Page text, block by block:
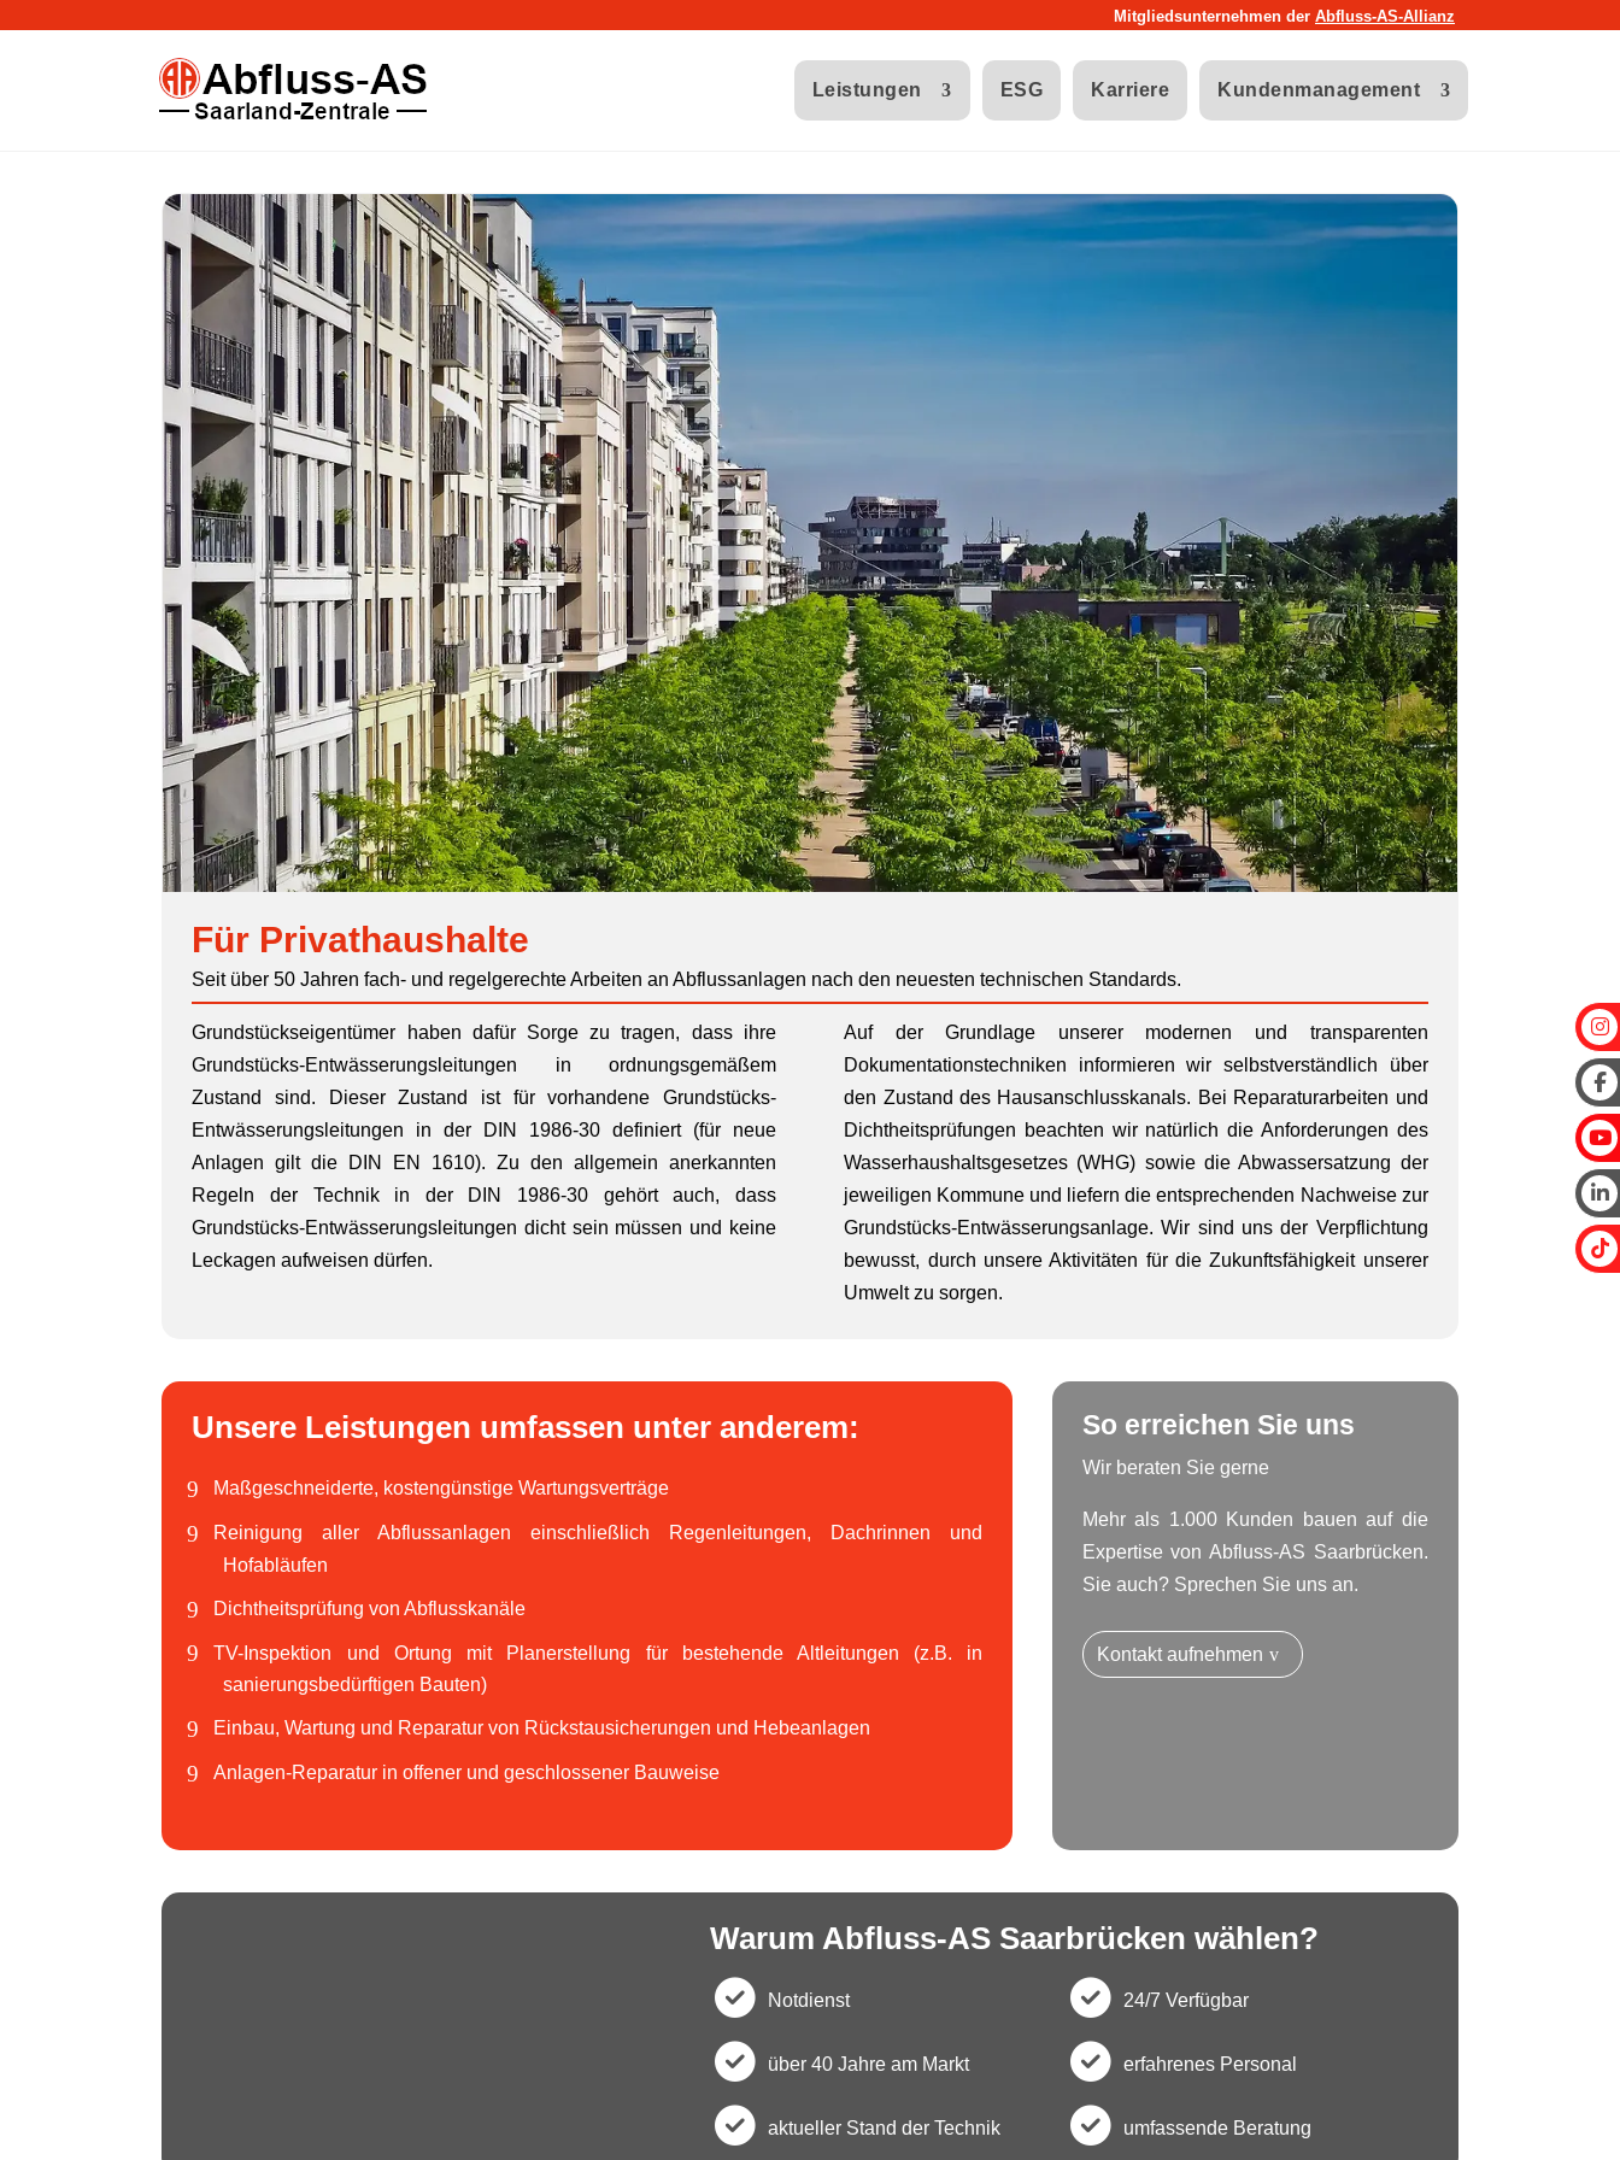
Mitgliedsunternehmen der Abfluss-AS-Allianz
Leistungen ESG Karriere Kundenmanagement
Für Privathaushalte
Seit über 50 Jahren fach- und regelgerechte Arbeiten an Abflussanlagen nach den neuesten technischen Standards.
Grundstückseigentümer haben dafür Sorge zu tragen, dass ihre
Grundstücks-Entwässerungsleitungen in ordnungsgemäßem
Zustand sind. Dieser Zustand ist für vorhandene Grundstücks-
Entwässerungsleitungen in der DIN 1986-30 definiert (für neue
Anlagen gilt die DIN EN 1610). Zu den allgemein anerkannten
Regeln der Technik in der DIN 1986-30 gehört auch, dass
Grundstücks-Entwässerungsleitungen dicht sein müssen und keine
Leckagen aufweisen dürfen.
Auf der Grundlage unserer modernen und transparenten
Dokumentationstechniken informieren wir selbstverständlich über
den Zustand des Hausanschlusskanals. Bei Reparaturarbeiten und
Dichtheitsprüfungen beachten wir natürlich die Anforderungen des
Wasserhaushaltsgesetzes (WHG) sowie die Abwassersatzung der
jeweiligen Kommune und liefern die entsprechenden Nachweise zur
Grundstücks-Entwässerungsanlage. Wir sind uns der Verpflichtung
bewusst, durch unsere Aktivitäten für die Zukunftsfähigkeit unserer
Umwelt zu sorgen.
Unsere Leistungen umfassen unter anderem:
Maßgeschneiderte, kostengünstige Wartungsverträge
Reinigung aller Abflussanlagen einschließlich Regenleitungen, Dachrinnen und
Hofabläufen
Dichtheitsprüfung von Abflusskanäle
TV-Inspektion und Ortung mit Planerstellung für bestehende Altleitungen (z.B. in
sanierungsbedürftigen Bauten)
Einbau, Wartung und Reparatur von Rückstausicherungen und Hebeanlagen
Anlagen-Reparatur in offener und geschlossener Bauweise
So erreichen Sie uns
Wir beraten Sie gerne
Mehr als 1.000 Kunden bauen auf die
Expertise von Abfluss-AS Saarbrücken.
Sie auch? Sprechen Sie uns an.
Kontakt aufnehmen
Warum Abfluss-AS Saarbrücken wählen?
c
h
Notdienst
c
h
24/7 Verfügbar
c
über 40 Jahre am Markt
c
erfahrenes Personal
aktueller Stand der Technik umfassende Beratung